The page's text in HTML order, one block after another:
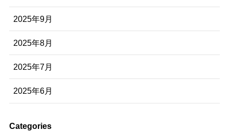
2025年9月
2025年8月
2025年7月
2025年6月
Categories